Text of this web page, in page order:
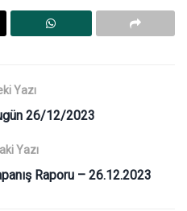
Yazı
26/12/2023
Yazı
Raporu – 26.12.2023